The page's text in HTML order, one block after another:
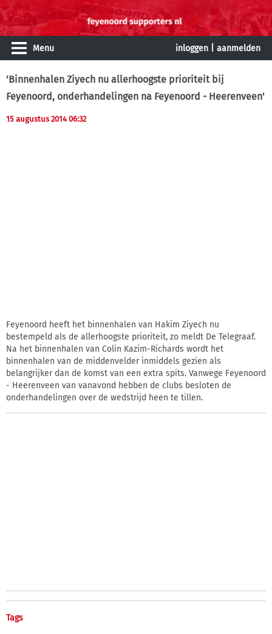
Menu inloggen aanmelden
'Binnenhalen Ziyech nu allerhoogste prioriteit bij
Feyenoord, onderhandelingen na Feyenoord - Heerenveen'
15 augustus 2014 06:32
Feyenoord heeft het binnenhalen van Hakim Ziyech nu
bestempeld als de allerhoogste prioriteit, zo meldt De Telegraaf.
Na het binnenhalen van Colin Kazim-Richards wordt het
binnenhalen van de middenvelder inmiddels gezien als
belangrijker dan de komst van een extra spits. Vanwege Feyenoord
- Heerenveen van vanavond hebben de clubs besloten de
onderhandelingen over de wedstrijd heen te tillen.
Tags